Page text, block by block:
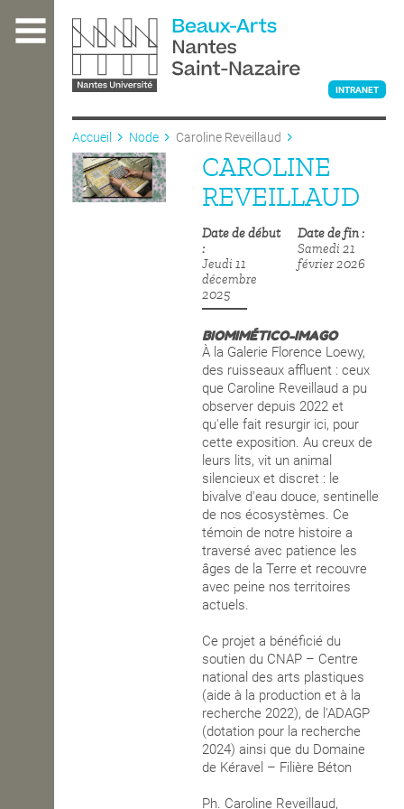
contenu
L'ÉCOLE
INTRANET
Accueil Node Caroline Reveillaud
CAROLINE
REVEILLAUD
Date de début
Jeudi 11
décembre
2025
Date de fin
Samedi 21
février 2026
BIOMIMÉTICO-IMAGO
À la Galerie Florence Loewy,
des ruisseaux affluent : ceux
que Caroline Reveillaud a pu
observer depuis 2022 et
qu'elle fait resurgir ici, pour
cette exposition. Au creux de
leurs lits, vit un animal
silencieux et discret : le
bivalve d'eau douce, sentinelle
de nos écosystèmes. Ce
témoin de notre histoire a
traversé avec patience les
âges de la Terre et recouvre
avec peine nos territoires
actuels.
Ce projet a bénéficié du
soutien du CNAP – Centre
national des arts plastiques
(aide à la production et à la
recherche 2022), de l'ADAGP
(dotation pour la recherche
2024) ainsi que du Domaine
de Kéravel – Filière Béton
Ph. Caroline Reveillaud,